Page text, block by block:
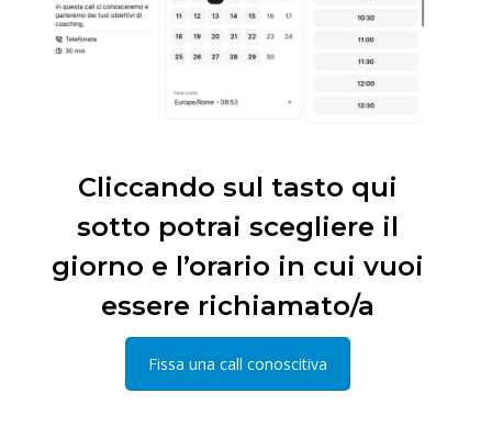
Cliccando sul tasto qui
sotto potrai scegliere il
giorno e l’orario in cui vuoi
essere richiamato/a
Fissa una call conoscitiva